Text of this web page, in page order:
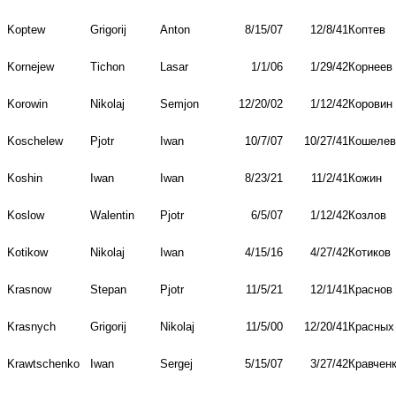
Koptew Grigorij Anton 8/15/07 12/8/41Коптев
Kornejew Tichon Lasar 1/1/06 1/29/42Корнеев
Korowin Nikolaj Semjon 12/20/02 1/12/42Коровин
Koschelew Pjotr Iwan 10/7/07 10/27/41Кошелев
Koshin Iwan Iwan 8/23/21 11/2/41Кожин
Koslow Walentin Pjotr 6/5/07 1/12/42Козлов
Kotikow Nikolaj Iwan 4/15/16 4/27/42Котиков
Krasnow Stepan Pjotr 11/5/21 12/1/41Краснов
Krasnych Grigorij Nikolaj 11/5/00 12/20/41Красных
Krawtschenko Iwan Sergej 5/15/07 3/27/42